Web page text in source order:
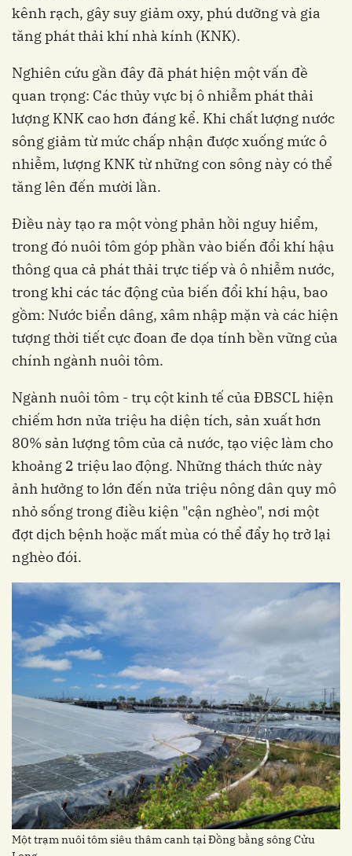
kênh rạch, gây suy giảm oxy, phú dưỡng và gia
tăng phát thải khí nhà kính (KNK).
Nghiên cứu gần đây đã phát hiện một vấn đề
quan trọng: Các thủy vực bị ô nhiễm phát thải
lượng KNK cao hơn đáng kể. Khi chất lượng nước
sông giảm từ mức chấp nhận được xuống mức ô
nhiễm, lượng KNK từ những con sông này có thể
tăng lên đến mười lần.
Điều này tạo ra một vòng phản hồi nguy hiểm,
trong đó nuôi tôm góp phần vào biến đổi khí hậu
thông qua cả phát thải trực tiếp và ô nhiễm nước,
trong khi các tác động của biến đổi khí hậu, bao
gồm: Nước biển dâng, xâm nhập mặn và các hiện
tượng thời tiết cực đoan đe dọa tính bền vững của
chính ngành nuôi tôm.
Ngành nuôi tôm - trụ cột kinh tế của ĐBSCL hiện
chiếm hơn nửa triệu ha diện tích, sản xuất hơn
80% sản lượng tôm của cả nước, tạo việc làm cho
khoảng 2 triệu lao động. Những thách thức này
ảnh hưởng to lớn đến nửa triệu nông dân quy mô
nhỏ sống trong điều kiện "cận nghèo", nơi một
đợt dịch bệnh hoặc mất mùa có thể đẩy họ trở lại
nghèo đói.
Một trạm nuôi tôm siêu thâm canh tại Đồng bằng sông Cửu